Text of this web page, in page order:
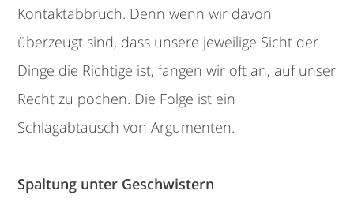
Kontaktabbruch. Denn wenn wir davon
überzeugt sind, dass unsere jeweilige Sicht der
Dinge die Richtige ist, fangen wir oft an, auf unser
Recht zu pochen. Die Folge ist ein
Schlagabtausch von Argumenten.
Spaltung unter Geschwistern